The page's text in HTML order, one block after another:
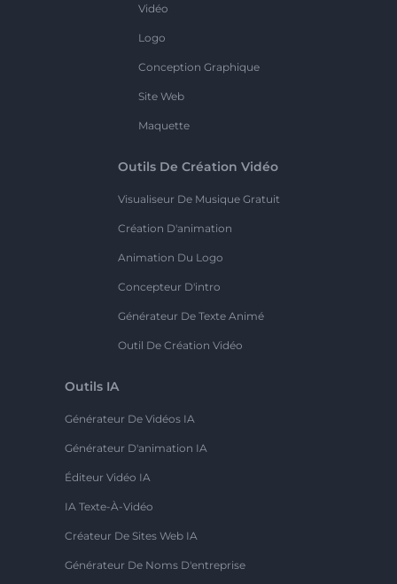
Vidéo
Logo
Conception Graphique
Site Web
Maquette
Outils De Création Vidéo
Visualiseur De Musique Gratuit
Création D'animation
Animation Du Logo
Concepteur D'intro
Générateur De Texte Animé
Outil De Création Vidéo
Outils IA
Générateur De Vidéos IA
Générateur D'animation IA
Éditeur Vidéo IA
IA Texte-À-Vidéo
Créateur De Sites Web IA
Générateur De Noms D'entreprise